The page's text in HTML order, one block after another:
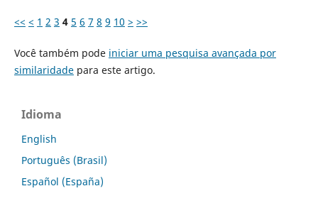
<< < 1 2 3 4 5 6 7 8 9 10 > >>
Você também pode iniciar uma pesquisa avançada por
similaridadepara este artigo.
Idioma
English
Português (Brasil)
Español (España)